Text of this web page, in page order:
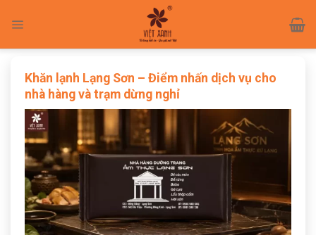
Khăn lạnh Lạng Sơn – Điểm nhấn dịch vụ cho
nhà hàng và trạm dừng nghỉ